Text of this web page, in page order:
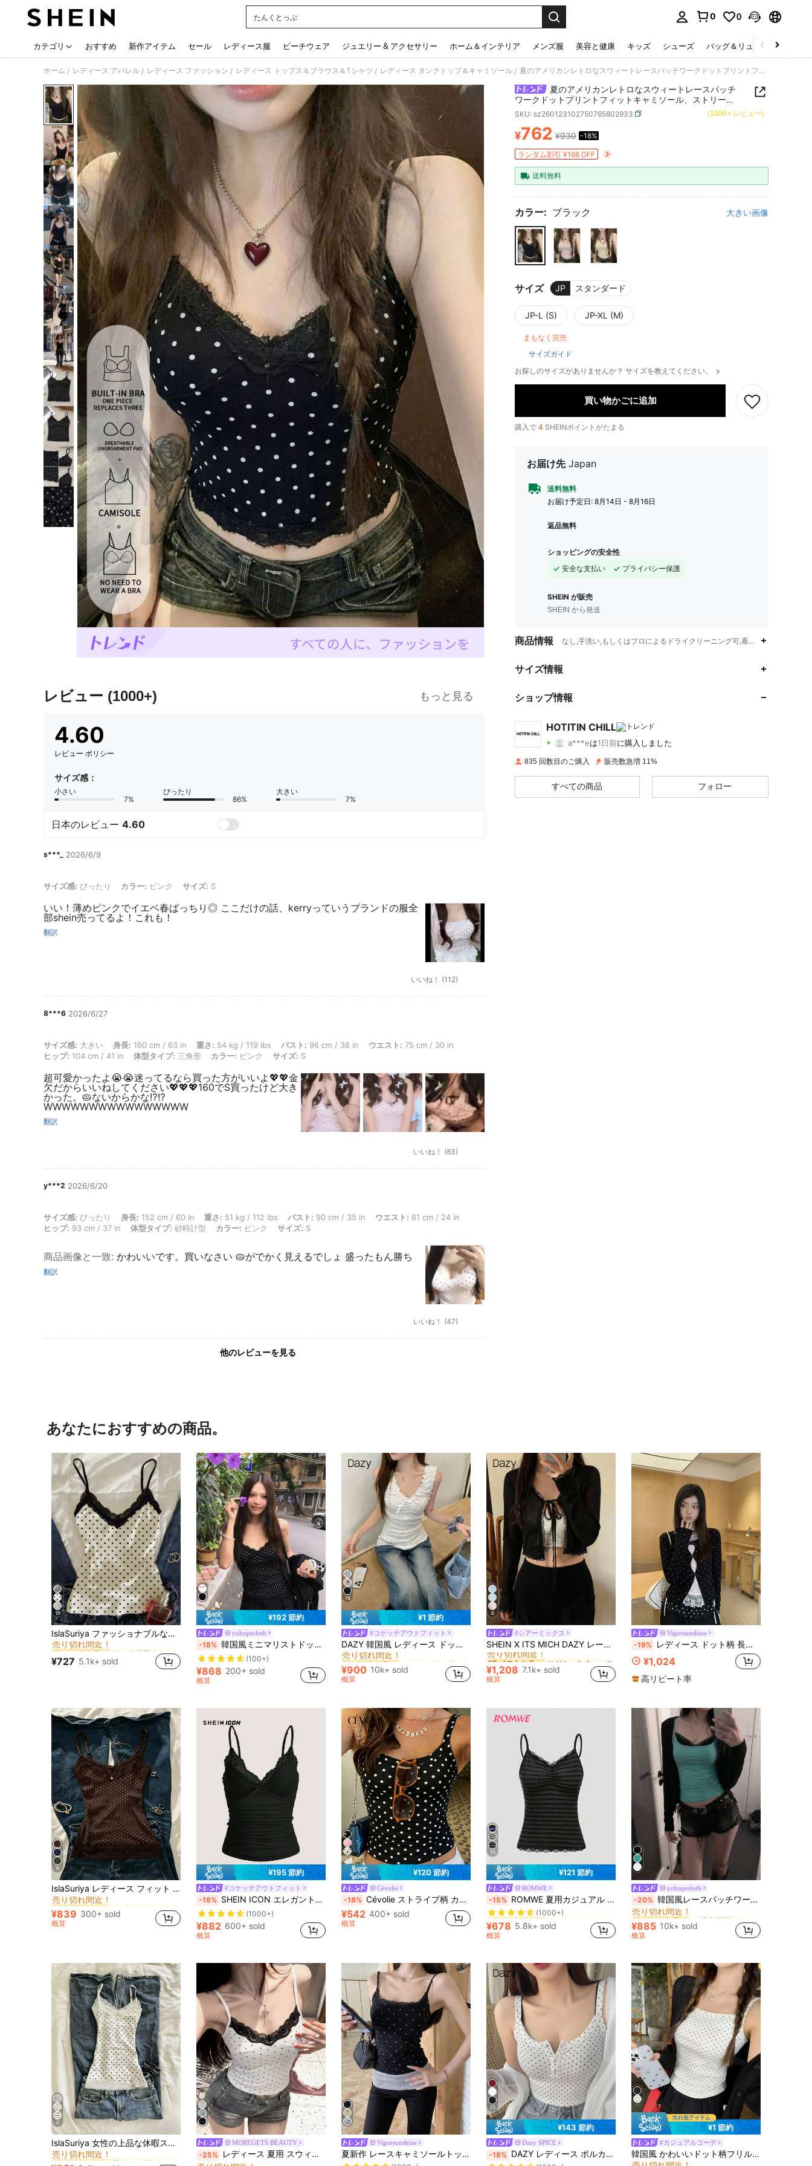
たんくとっぷ
0 0
カテゴリ おすすめ 新作アイテム セール レディース服 ビーチウェア ジュエリー & アクセサリー ホーム＆インテリア メンズ服 美容と健康 キッズ シューズ バッグ＆リュック
ホーム / レディース アパレル / レディース ファッション / レディース トップス＆ブラウス＆Tシャツ / レディース タンクトップ＆キャミソール / 夏のアメリカンレトロなスウィートレースパッチワークドットプリントフィットキャミソール、ストリート、デート、バケーション、アウトドアカジュアルに適しています ブラック
レビュー (1000+) もっと見る
4.60
レビュー ポリシー
サイズ感：
小さい
7%
ぴったり
86%
大きい
7%
日本のレビュー 4.60
s***_ 2026/6/9
サイズ感: ぴったり, カラー: ピンク, サイズ: S
サイズ感: ぴったり カラー: ピンク サイズ: S
いい！薄めピンクでイエベ春ばっちり◎ ここだけの話、kerryっていうブランドの服全
部shein売ってるよ！これも！
翻訳
いいね！ (112)
8***6 2026/6/27
サイズ感: 大きい, 身長: 160 cm / 63 in, 重さ: 54 kg / 119 lbs, バスト: 96 cm / 38 in, ウエスト: 75 cm / 30 in, ヒップ: 104 cm / 41 in, 体型タイプ: 三角形, カラー: ピンク, サイズ: S
サイズ感: 大きい 身長: 160 cm / 63 in 重さ: 54 kg / 119 lbs バスト: 96 cm / 38 in ウエスト: 75 cm / 30 in
ヒップ: 104 cm / 41 in 体型タイプ: 三角形 カラー: ピンク サイズ: S
超可愛かったよ😭😭迷ってるなら買った方がいいよ💖💖金
欠だからいいねしてください💖💖💖160でS買ったけど大き
かった。🥧ないからかな⁉️⁉️
WWWWWWWWWWWWWWWW
翻訳
いいね！ (83)
y***2 2026/6/20
サイズ感: ぴったり, 身長: 152 cm / 60 in, 重さ: 51 kg / 112 lbs, バスト: 90 cm / 35 in, ウエスト: 61 cm / 24 in, ヒップ: 93 cm / 37 in, 体型タイプ: 砂時計型, カラー: ピンク, サイズ: S
サイズ感: ぴったり 身長: 152 cm / 60 in 重さ: 51 kg / 112 lbs バスト: 90 cm / 35 in ウエスト: 61 cm / 24 in
ヒップ: 93 cm / 37 in 体型タイプ: 砂時計型 カラー: ピンク サイズ: S
商品画像と一致: かわいいです。買いなさい 🥧がでかく見えるでしょ 盛ったもん勝ち
翻訳
いいね！ (47)
他のレビューを見る
夏のアメリカンレトロなスウィートレースパッチ
ワークドットプリントフィットキャミソール、ストリー
ト、デート、バケーション、アウトドアカジュアルに適し
ています ブラック
SKU: sz260123102750765802933 (1000+ レビュー)
PRICE AND AVAILABILITY
¥762 ¥930 -18%
ランダム割引 ¥168 OFF
送料無料
カラー: ブラック 大きい画像
サイズ JP スタンダード
JP-L (S) JP-XL (M)
まもなく完売
サイズガイド
お探しのサイズがありませんか？ サイズを教えてください。
買い物かごに追加
購入で 4 SHEINポイントがたまる
お届け先 Japan
送料無料
お届け予定日: 8月14日 - 8月16日
返品無料
ショッピングの安全性
安全な支払い
プライバシー保護
SHEIN が販売
SHEIN から発送
商品情報 なし,手洗い,もしくはプロによるドライクリーニング可,看護の日,女性の日,
サイズ情報
ショップ情報
HOTITIN CHILL
4.70 32 1.8K
a***e は1日前に購入しました
b***0が12時間前にフォローしました
4.70 32 1.8K
4.70 32 1.8K
835 回数目のご購入 販売数急増 11%
すべての商品 フォロー
あなたにおすすめの商品。
19
IslaSuriya ファッショナブルなレーストリム ドットプリント カジュアルキャミソール
#2 ベストセラー 短い 女性用タンクトップ&キャミス
売り切れ間近！
#2 ベストセラー
売り切れ間近！
#2 ベストセラー
売り切れ間近！
#2 ベストセラー 短い 女性用タンクトップ&キャミス
¥727 5.1k+ sold
¥192 節約
yohuperloth
-18% 韓国風ミニマリストドットスリミングレーストリムキャミソールトップカジュアルブラック夏
(100+)
¥868 200+ sold
概算
18
¥1 節約
#コケッテアウトフィット
DAZY 韓国風 レディース ドット柄 ノースリーブ リボントップス アウトフィットに最適
#1 ベストセラー
売り切れ間近！
#1 ベストセラー
売り切れ間近！
#1 ベストセラー
売り切れ間近！
#1 ベストセラー に ノースリーブ 女性用ブラウス
売り切れ間近！
¥900 10k+ sold
概算
8
#シアーミックス
SHEIN X ITS MICH DAZY レース パネル ドローストリング タイ ロングスリーブ トップス アウトフィット、秋の女性服
#5 ベストセラー
売り切れ間近！
#5 ベストセラー
売り切れ間近！
#5 ベストセラー
売り切れ間近！
#5 ベストセラー
売り切れ間近！
¥1,208 7.1k+ sold
概算
Vigorsunshine
-19% レディース ドット柄 長袖Tシャツ、レースパッチワーク デザイン、フィット、春秋シーズン向け
¥1,024
高リピート率
6
IslaSuriya レディース フィット レーストリム ドット柄 キャミソール タンクトップ、インナーまたはアウターウェア、カジュアル デイリー
#7 ベストセラー に ブラウン フレッシュなノースリーブキャミソール
売り切れ間近！
#7 ベストセラー
売り切れ間近！
#7 ベストセラー
売り切れ間近！
#7 ベストセラー に ブラウン フレッシュなノースリーブキャミソール
売り切れ間近！
¥839 300+ sold
概算
¥195 節約
#コケッテアウトフィット
-18% SHEIN ICON エレガントな無地コントラストレースギャザーY2Kキャミソール
(1000+)
¥882 600+ sold
概算
¥120 節約
Cévolie
-18% Cévolie ストライプ柄 カジュアル シンプル サマー タンクトップ レディース グラフィックTシャツ レディース トップス
¥542 400+ sold
概算
10
¥121 節約
ROMWE
-15% ROMWE 夏用カジュアル 多用途 ブラック&グレーストライプ レーストリム キャミソール
#9 ベストセラー
(1000+)
#9 ベストセラー
(1000+)
#9 ベストセラー
(1000+)
#9 ベストセラー
¥678 5.8k+ sold
概算
yohuperloth
-20% 韓国風レースパッチワークキャミソールタンクトップ、Y2Kエステティック、ストリートウェアカジュアルサマー
#1 ベストセラー
売り切れ間近！
#1 ベストセラー
売り切れ間近！
#1 ベストセラー
売り切れ間近！
#1 ベストセラー
売り切れ間近！
¥885 10k+ sold
概算
6
IslaSuriya 女性の上品な休暇スタイル ドット柄 レース切り替え スリムフィット キャミソールトップ
#2 ベストセラー 通常 女性用タンクトップ&キャミス
売り切れ間近！
#2 ベストセラー
#2 ベストセラー
MOREGETS BEAUTY
-25% レディース 夏用 スウィート＆クール ホットガール ポルカドット レース パッチワーク スパゲッティストラップ タンクトップ イブニングデート・デイリー・ストリートスタイルカジュアル向け
#5 ベストセラー
売り切れ間近！
Vigorsunshine
夏新作 レースキャミソールトップ パッド入りバスト ウエストシェイプデザイン ドット柄 カジュアル バケーション ブラック
20
¥143 節約
Dazy SPICE
-18% DAZY レディース ポルカドット柄 ボタン ハーフプラケット カジュアル キャミソール 夏用 キュート トップス タンクトップ
売り切れ間近！
(1000+)
¥1 節約
#カジュアルコーデ
韓国風 かわいいドット柄フリルヘムクロップドキャミソール、レイヤリングやアウターウェアとしてカジュアルに着用できる 夏用ホワイト
#4 ベストセラー
売り切れ間近！